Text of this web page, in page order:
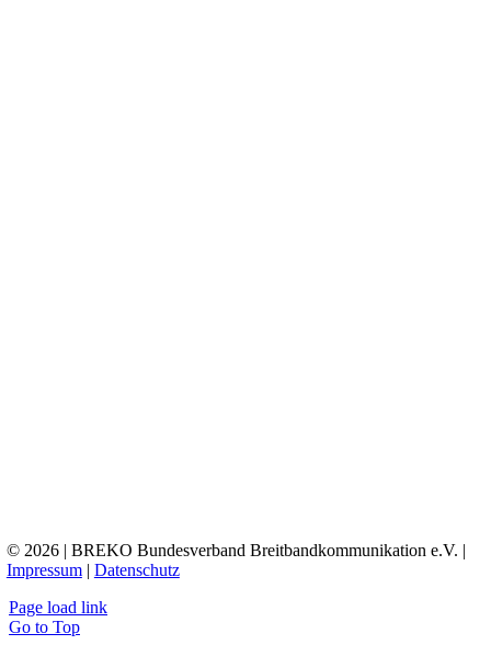
© 2026 | BREKO Bundesverband Breitbandkommunikation e.V. |
Impressum| Datenschutz
Page load link
Go to Top